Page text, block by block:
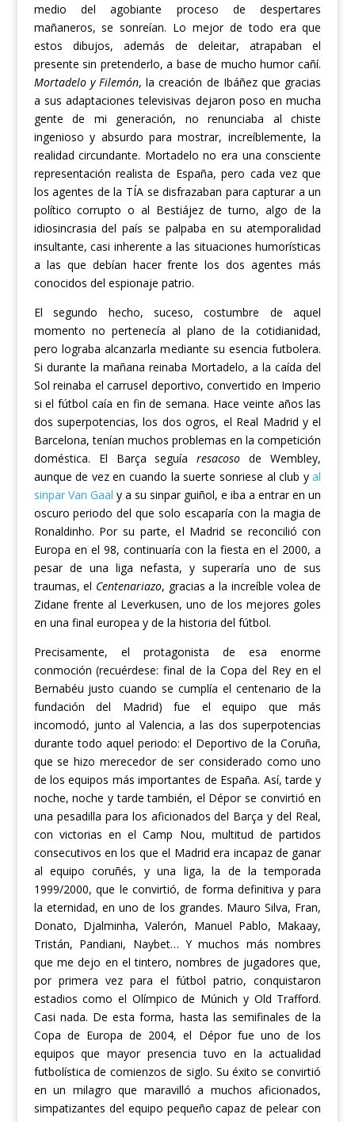
medio del agobiante proceso de despertares
mañaneros, se sonreían. Lo mejor de todo era que
estos dibujos, además de deleitar, atrapaban el
presente sin pretenderlo, a base de mucho humor cañí.
Mortadelo y Filemón,la creación de Ibáñez que gracias
a sus adaptaciones televisivas dejaron poso en mucha
gente de mi generación, no renunciaba al chiste
ingenioso y absurdo para mostrar, increíblemente, la
realidad circundante. Mortadelo no era una consciente
representación realista de España, pero cada vez que
los agentes de la TÍAse disfrazaban para capturar a un
político corrupto o al Bestiájezde turno, algo de la
idiosincrasia del país se palpaba en suatemporalidad
insultante, casi inherente a las situaciones humorísticas
a las que debían hacer frente los dos agentes más
conocidos del espionaje patrio.
El segundo hecho, suceso, costumbre de aquel
momento no pertenecía al plano de la cotidianidad,
pero lograba alcanzarla mediante su esencia futbolera.
Si durante la mañana reinaba Mortadelo, a lacaída del
Sol reinaba el carrusel deportivo,convertido en Imperio
si el fútbol caía en fin de semana. Hace veinte años las
dos superpotencias, los dos ogros, el Real Madrid y el
Barcelona, tenían muchos problemas en la competición
doméstica. El Barça seguíaresacoso de Wembley,
aunque de vezen cuando la suerte sonriese al club yal
sinpar Van Gaal y a su sinpar guiñol,e iba a entrar en un
oscuroperiododel que solo escaparía con la magiade
Ronaldinho. Por su parte, el Madrid se reconcilió con
Europa en el 98, continuaría con la fiesta en el 2000, a
pesar de una liga nefasta, y superaría uno de sus
traumas, el Centenariazo, gracias a la increíble volea de
Zidane frente al Leverkusen, uno de los mejores goles
en una final europea y de la historia del fútbol.
Precisamente, el protagonista de esa enorme
conmoción(recuérdese: final de la Copa del Rey en el
Bernabéu justo cuando se cumplía el centenario de la
fundación del Madrid) fue el equipo que más
incomodó, junto al Valencia, a las dos superpotencias
durante todo aquel periodo: el Deportivo de la Coruña,
que se hizomerecedor de ser considerado como uno
de los equipos más importantes de España. Así, tarde y
noche, noche y tarde también, el Dépor se convirtió en
una pesadilla para los aficionados del Barça y del Real,
con victorias en el Camp Nou, multitud de partidos
consecutivos en los que el Madrid era incapaz de ganar
al equipo coruñés, y una liga, la de la temporada
1999/2000, que le convirtió, de forma definitiva y para
la eternidad, en uno de los grandes. Mauro Silva, Fran,
Donato, Djalminha, Valerón, Manuel Pablo, Makaay,
Tristán, Pandiani, Naybet… Y muchos más nombres
que me dejo en el tintero, nombres de jugadores que,
por primera vez para el fútbol patrio, conquistaron
estadios como el Olímpico de Múnich y Old Trafford.
Casi nada. De esta forma, hasta las semifinales de la
Copa de Europa de 2004, el Dépor fue uno de los
equipos que mayor presencia tuvo en la actualidad
futbolística de comienzos de siglo. Su éxito se convirtió
en un milagro que maravilló a muchos aficionados,
simpatizantes del equipo pequeño capaz de pelear con